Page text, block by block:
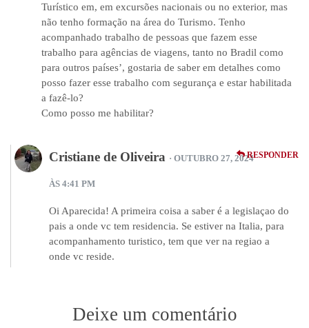
Turístico em, em excursões nacionais ou no exterior, mas
não tenho formação na área do Turismo. Tenho
acompanhado trabalho de pessoas que fazem esse
trabalho para agências de viagens, tanto no Bradil como
para outros países’, gostaria de saber em detalhes como
posso fazer esse trabalho com segurança e estar habilitada
a fazê-lo?
Como posso me habilitar?
Cristiane de Oliveira · OUTUBRO 27, 2024
ÀS 4:41 PM
Oi Aparecida! A primeira coisa a saber é a legislaçao do
pais a onde vc tem residencia. Se estiver na Italia, para
acompanhamento turistico, tem que ver na regiao a
onde vc reside.
RESPONDER
Deixe um comentário